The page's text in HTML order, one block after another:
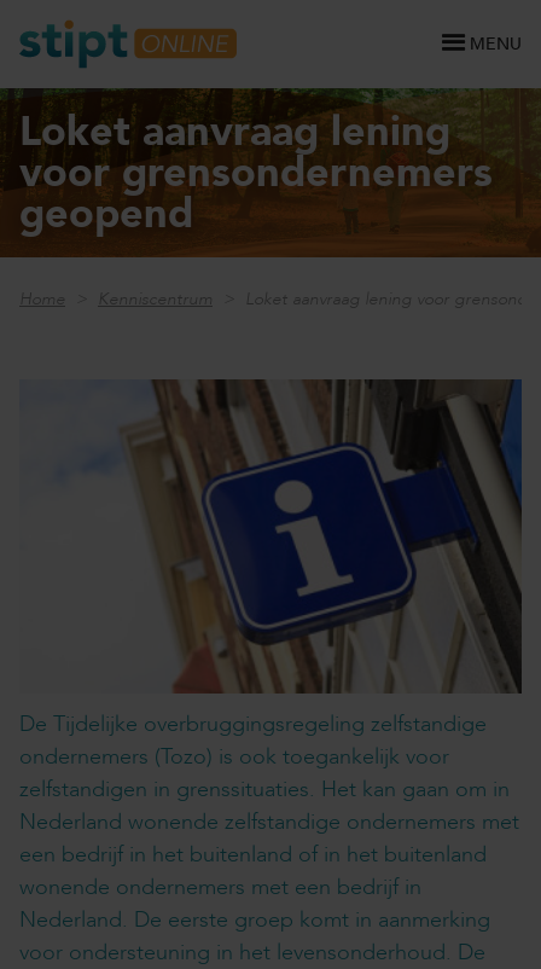
MENU
Loket aanvraag lening
voor grensondernemers
geopend
Home Kenniscentrum Loket aanvraag lening voor
De Tijdelijke overbruggingsregeling zelfstandige
ondernemers (Tozo) is ook toegankelijk voor
zelfstandigen in grenssituaties. Het kan gaan om in
Nederland wonende zelfstandige ondernemers met
een bedrijf in het buitenland of in het buitenland
wonende ondernemers met een bedrijf in
Nederland. De eerste groep komt in aanmerking
voor ondersteuning in het levensonderhoud. De